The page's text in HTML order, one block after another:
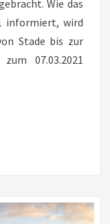
Wie das
informiert, wird
Stade bis zur
07.03.2021